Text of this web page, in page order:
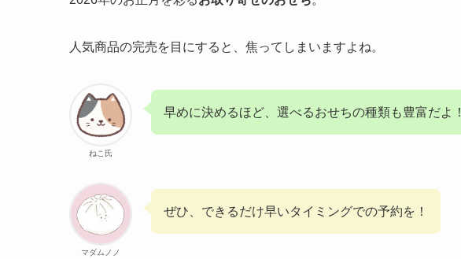
人気商品の完売を目にすると、焦ってしまいますよね。
ねこ氏
早めに決めるほど、選べるおせちの種類も豊富だよ！
マダムノノ
ぜひ、できるだけ早いタイミングでの予約を！